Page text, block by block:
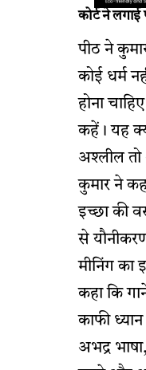
कोर्ट ने
पीठ ने
कोई धर्म
होना
कहें। यह
अश्लील तो
कुमार ने
इच्छा की
से
मीनिंग का
कहा कि
काफी
अभद्र